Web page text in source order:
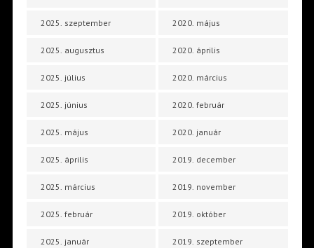
2025. szeptember
2025. augusztus
2025. július
2025. június
2025. május
2025. április
2025. március
2025. február
2025. január
2020. május
2020. április
2020. március
2020. február
2020. január
2019. december
2019. november
2019. október
2019. szeptember